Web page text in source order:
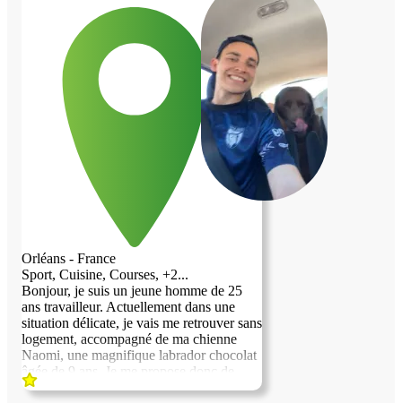
Orléans - France
Sport, Cuisine, Courses, +2...
Bonjour, je suis un jeune homme de 25
ans travailleur. Actuellement dans une
situation délicate, je vais me retrouver sans
logement, accompagné de ma chienne
Naomi, une magnifique labrador chocolat
âgée de 9 ans. Je me propose donc de
réaliser une multitude de tâches : ménage,